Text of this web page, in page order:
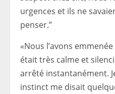
urgences et ils ne
penser.”
«Nous l’avons
était très calme et
arrêté instantanément.
instinct me disait